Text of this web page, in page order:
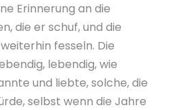
Erinnerung an die
die er schuf, und die
fesseln. Die
lebendig, wie
und liebte, solche, die
selbst wenn die Jahre